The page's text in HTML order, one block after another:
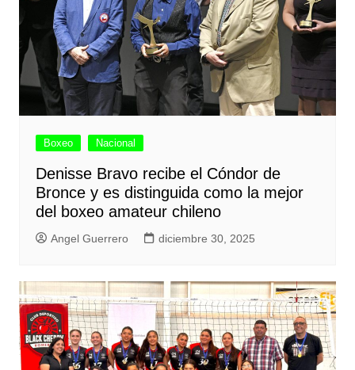
Boxeo Nacional
Denisse Bravo recibe el Cóndor de
Bronce y es distinguida como la mejor
del boxeo amateur chileno
Angel Guerrero diciembre 30, 2025